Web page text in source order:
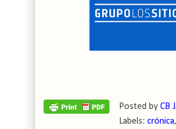
Posted by CB
Labels: crónica,